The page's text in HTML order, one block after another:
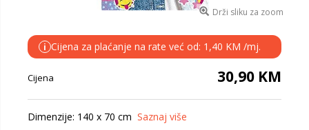
Drži sliku za zoom
i Cijena za plaćanje na rate već od: 1,40 KM /mj.
Cijena 30,90 KM
Dimenzije: 140 x 70 cm Saznaj više